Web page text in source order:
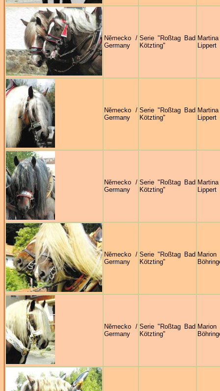
Německo /
Germany
Serie "Roßtag Bad
Kötzting"
Martina
Lippert
Německo /
Germany
Serie "Roßtag Bad
Kötzting"
Martina
Lippert
Německo /
Germany
Serie "Roßtag Bad
Kötzting"
Martina
Lippert
Německo /
Germany
Serie "Roßtag Bad
Kötzting"
Marion
Německo /
Germany
Serie "Roßtag Bad
Kötzting"
Marion